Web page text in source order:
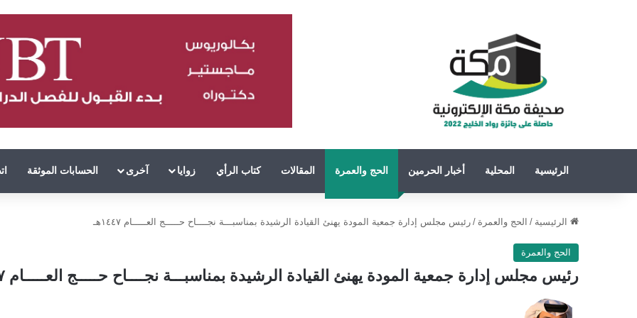
الرئيسية المحلية أخبار الحرمين الحج والعمرة المقالات كتاب الرأي زوايا آخرى الحسابات الموثقة
الرئيسية / الحج والعمرة / رئيس مجلس إدارة جمعية المودة يهنئ القيادة الرشيدة بمناسبـــة نجــــاح حـــــج العـــــام ١٤٤٧هـ
الحج والعمرة
رئيس مجلس إدارة جمعية المودة يهنئ القيادة الرشيدة بمناسبـــة نجــــاح حـــــج العـــــام ١٤٤٧هـ